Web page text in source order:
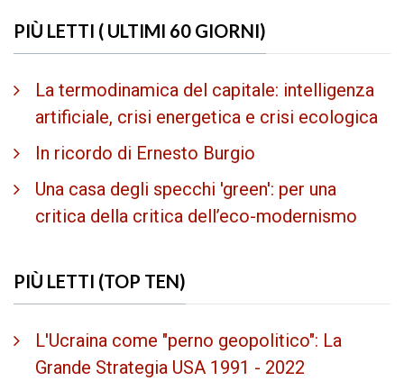
PIÙ LETTI ( ULTIMI 60 GIORNI)
La termodinamica del capitale: intelligenza
artificiale, crisi energetica e crisi ecologica
In ricordo di Ernesto Burgio
Una casa degli specchi 'green': per una
critica della critica dell’eco-modernismo
PIÙ LETTI (TOP TEN)
L'Ucraina come "perno geopolitico": La
Grande Strategia USA 1991 - 2022